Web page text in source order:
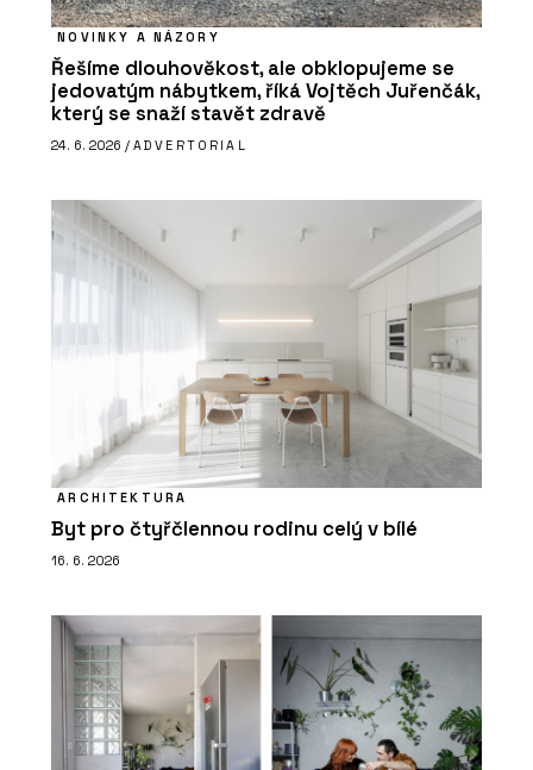
NOVINKY A NÁZORY
Řešíme dlouhověkost, ale obklopujeme se
jedovatým nábytkem, říká Vojtěch Juřenčák,
který se snaží stavět zdravě
24. 6. 2026 / ADVERTORIAL
ARCHITEKTURA
Byt pro čtyřčlennou rodinu celý v bílé
16. 6. 2026